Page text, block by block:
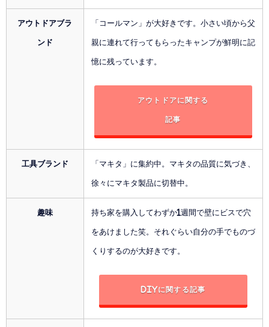
アウトドアブラ
ンド
「コールマン」が大好きです。小さい頃から父
親に連れて行ってもらったキャンプが鮮明に記
憶に残っています。
アウトドアに関する
記事
工具ブランド 「マキタ」に集約中。マキタの品質に気づき、
徐々にマキタ製品に切替中。
趣味 持ち家を購入してわずか1週間で壁にビスで穴
をあけました笑。それぐらい自分の手でものづ
くりするのが大好きです。
DIYに関する記事